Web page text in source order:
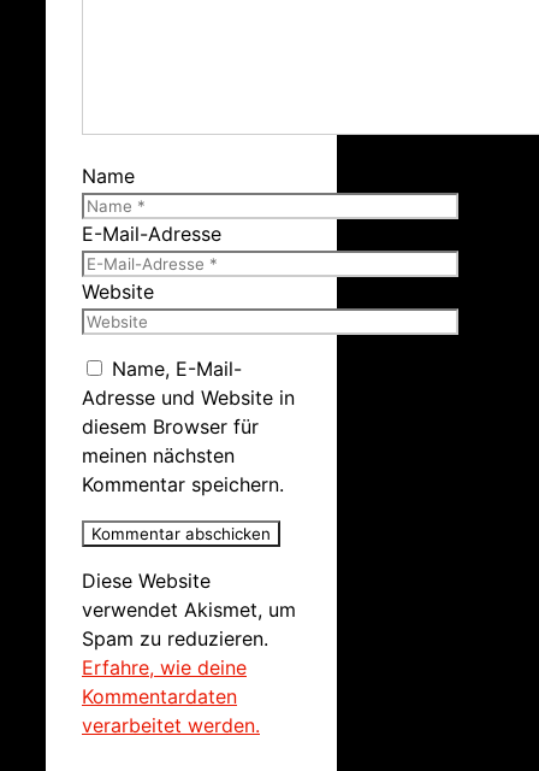
Name
E-Mail-Adresse
Website
Name, E-Mail-
Adresse und Website in
diesem Browser für
meinen nächsten
Kommentar speichern.
Diese Website
verwendet Akismet, um
Spam zu reduzieren.
Erfahre, wie deine
Kommentardaten
verarbeitet werden.